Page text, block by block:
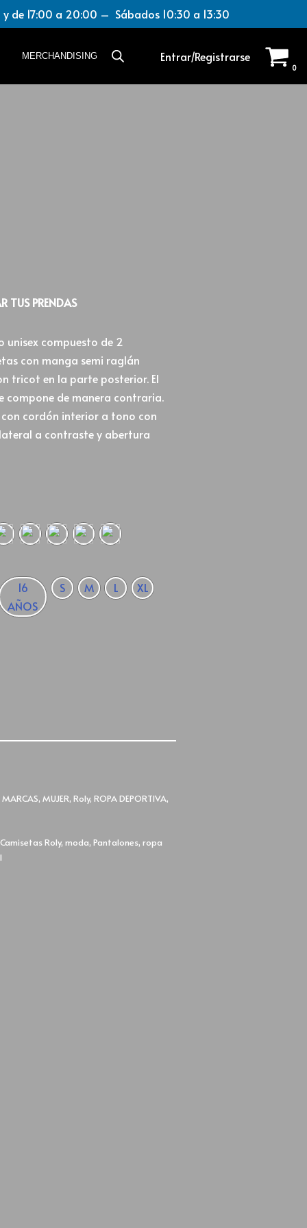
de 17:00 a 20:00 – Sábados 10:30 a 13:30
MERCHANDISING Entrar/Registrarse
0
TUS PRENDAS
compuesto de 2
con manga semi raglán
tricot en la parte posterior. El
compone de manera contraria.
cordón interior a tono con
a contraste y abertura
16
AÑOS
S M L XL
MARCAS,MUJER,Roly,ROPA DEPORTIVA,
Camisetas Roly,moda,Pantalones,ropa